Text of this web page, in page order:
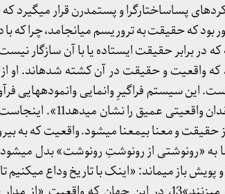
پساساختارگرا و پست­مدرن قرار می­گیرد
بود که حقیقت به تروریسم می­انجامد، چرا
که واقعیت و حقیقت در آن کشته شده­اند.
این سیستم فراگیرِ وانمایی وانموده­هایی
واقعی­اند: وانموده تصویری
و معنا بی­معنا می­شود. واقعیت که به
«رونوشتی از رونوشتِ رونوشت» بدل می­شود.